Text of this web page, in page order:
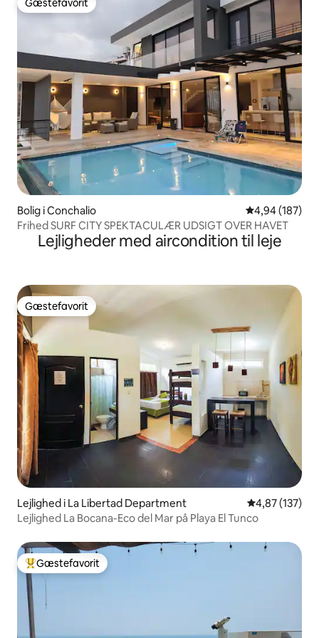
Gæstefavorit
Gæstefavorit
Bolig i Conchalio 4,94 ud af 5 i
4,94 (187)
Frihed SURF CITY SPEKTACULÆR UDSIGT OVER HAVET
Lejligheder med aircondition til leje
Gæstefavorit
Gæstefavorit
Lejlighed i La Libertad Department 4,87 ud af 5 i
4,87 (137)
Lejlighed La Bocana-Eco del Mar på Playa El Tunco
Bedste gæstefavorit
Gæstefavorit